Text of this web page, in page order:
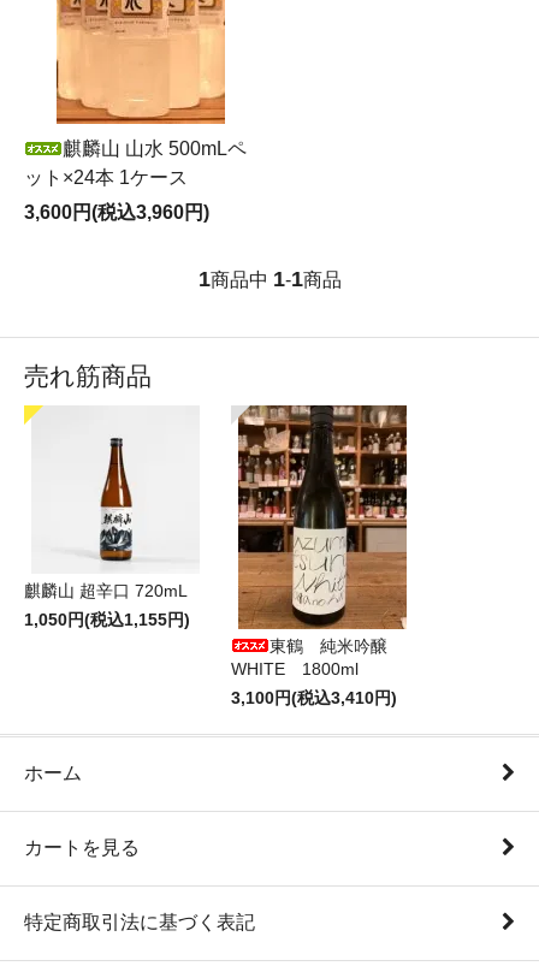
麒麟山 山水 500mLペ
ット×24本 1ケース
3,600円(税込3,960円)
1商品中 1-1商品
売れ筋商品
麒麟山 超辛口 720mL
1,050円(税込1,155円)
東鶴 純米吟醸
WHITE 1800ml
3,100円(税込3,410円)
ホーム
カートを見る
特定商取引法に基づく表記